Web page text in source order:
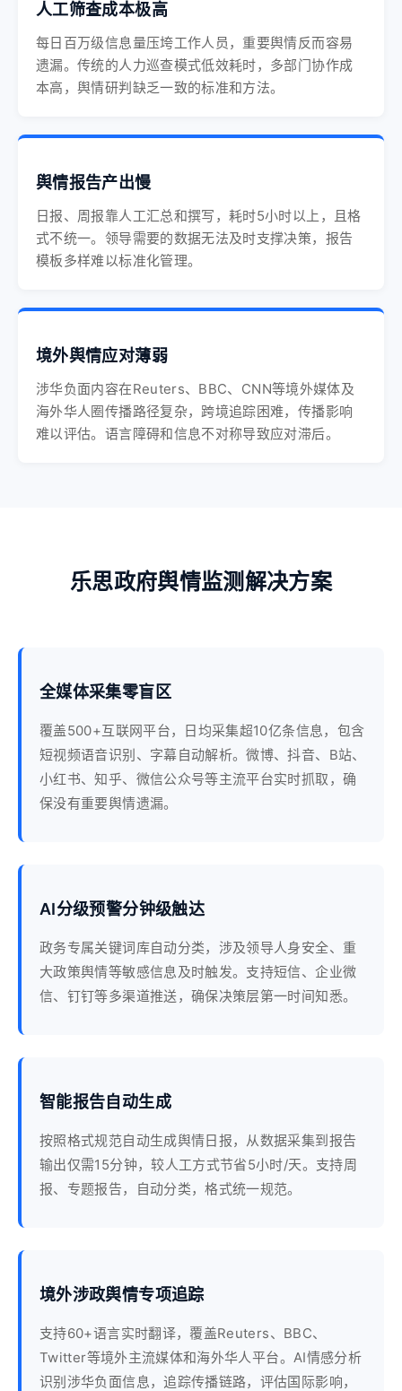
人工筛查成本极高
每日百万级信息量压垮工作人员，重要舆情反而容易
遗漏。传统的人力巡查模式低效耗时，多部门协作成
本高，舆情研判缺乏一致的标准和方法。
舆情报告产出慢
日报、周报靠人工汇总和撰写，耗时5小时以上，且格
式不统一。领导需要的数据无法及时支撑决策，报告
模板多样难以标准化管理。
境外舆情应对薄弱
涉华负面内容在Reuters、BBC、CNN等境外媒体及
海外华人圈传播路径复杂，跨境追踪困难，传播影响
难以评估。语言障碍和信息不对称导致应对滞后。
乐思政府舆情监测解决方案
全媒体采集零盲区
覆盖500+互联网平台，日均采集超10亿条信息，包含
短视频语音识别、字幕自动解析。微博、抖音、B站、
小红书、知乎、微信公众号等主流平台实时抓取，确
保没有重要舆情遗漏。
AI分级预警分钟级触达
政务专属关键词库自动分类，涉及领导人身安全、重
大政策舆情等敏感信息及时触发。支持短信、企业微
信、钉钉等多渠道推送，确保决策层第一时间知悉。
智能报告自动生成
按照格式规范自动生成舆情日报，从数据采集到报告
输出仅需15分钟，较人工方式节省5小时/天。支持周
报、专题报告，自动分类，格式统一规范。
境外涉政舆情专项追踪
支持60+语言实时翻译，覆盖Reuters、BBC、
Twitter等境外主流媒体和海外华人平台。AI情感分析
识别涉华负面信息，追踪传播链路，评估国际影响，